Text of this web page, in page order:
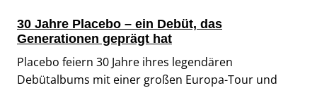
30 Jahre Placebo – ein Debüt, das
Generationen geprägt hat
Placebo feiern 30 Jahre ihres legendären
Debütalbums mit einer großen Europa-Tour und